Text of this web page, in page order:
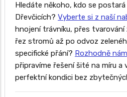
Hledáte někoho, kdo se
Dřevčicích? Vyberte si z naší
hnojení trávníku, přes
řez stromů až po odvoz
specifické přání? Rozhodně
připravíme řešení šité na míru a
perfektní kondici bez